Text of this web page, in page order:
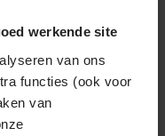
werkende site
van ons
functies (ook voor
van
HB 4-cil. B 87pk
tot 25.000 km
gehele jaar. Ze
dan dat ik